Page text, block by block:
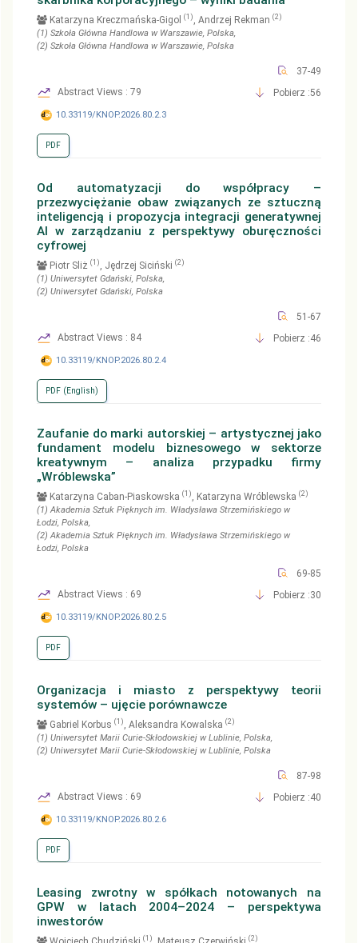
Katarzyna Kreczmańska-Gigol (1) , Andrzej Rekman (2)
(1) Szkoła Główna Handlowa w Warszawie, Polska,
(2) Szkoła Główna Handlowa w Warszawie, Polska
37-49
Abstract Views : 79
Pobierz :56
10.33119/KNOP.2026.80.2.3
PDF
Od automatyzacji do współpracy –
przezwyciężanie obaw związanych ze sztuczną
inteligencją i propozycja integracji generatywnej
AI w zarządzaniu z perspektywy oburęczności
cyfrowej
Piotr Sliż (1) , Jędrzej Siciński (2)
(1) Uniwersytet Gdański, Polska,
(2) Uniwersytet Gdański, Polska
51-67
Abstract Views : 84
Pobierz :46
10.33119/KNOP.2026.80.2.4
PDF (English)
Zaufanie do marki autorskiej – artystycznej jako
fundament modelu biznesowego w sektorze
kreatywnym – analiza przypadku firmy
„Wróblewska”
Katarzyna Caban-Piaskowska (1) , Katarzyna Wróblewska (2)
(1)Akademia Sztuk Pięknych im. Władysława Strzemińskiego w
Łodzi, Polska,
(2)Akademia Sztuk Pięknych im. Władysława Strzemińskiego w
Łodzi, Polska
69-85
Abstract Views : 69
Pobierz :30
10.33119/KNOP.2026.80.2.5
PDF
Organizacja i miasto z perspektywy teorii
systemów – ujęcie porównawcze
Gabriel Korbus (1) , Aleksandra Kowalska (2)
(1) Uniwersytet Marii Curie-Skłodowskiej w Lublinie, Polska,
(2) Uniwersytet Marii Curie-Skłodowskiej w Lublinie, Polska
87-98
Abstract Views : 69
Pobierz :40
10.33119/KNOP.2026.80.2.6
PDF
Leasing zwrotny w spółkach notowanych na
GPW w latach 2004–2024 – perspektywa
inwestorów
(1) (2)